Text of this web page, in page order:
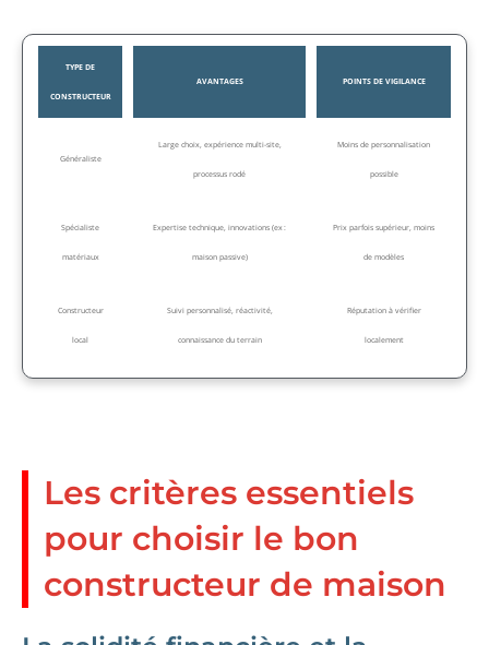
TYPE DE
CONSTRUCTEUR
AVANTAGES POINTS DE VIGILANCE
Généraliste
Large choix, expérience multi-site,
processus rodé
Moins de personnalisation
possible
Spécialiste
matériaux
Expertise technique, innovations (ex :
maison passive)
Prix parfois supérieur, moins
de modèles
Constructeur
local
Suivi personnalisé, réactivité,
connaissance du terrain
Réputation à vérifier
localement
Les critères essentiels
pour choisir le bon
constructeur de maison